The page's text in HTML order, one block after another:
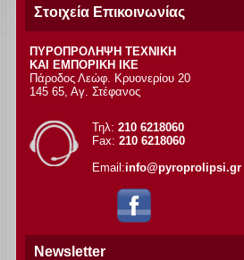
Στοιχεία Επικοινωνίας
ΠΥΡΟΠΡΟΛΗΨΗ ΤΕΧΝΙΚΗ
ΚΑΙ ΕΜΠΟΡΙΚΗ ΙΚΕ
Πάροδος Λεώφ. Κρυονερίου 20
145 65, Αγ. Στέφανος
Τηλ: 210 6218060
Fax: 210 6218060
Email:info@pyroprolipsi.gr
Newsletter